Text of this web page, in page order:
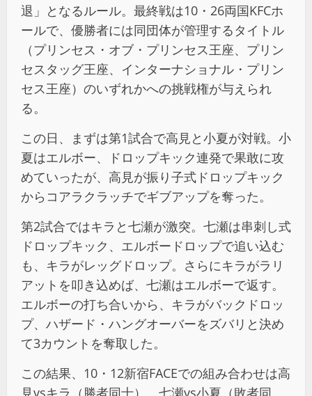
退」となるルール。最終戦は10・26両国KFCホ
ールで、優勝者には同団体が管理するタイトル
（プリンセス・オブ・プリンセス王座、プリン
セスタッグ王座、インターナショナル・プリン
セス王座）のいずれかへの挑戦権が与えられ
る。
この日、まずは第1試合で高見と小夏が対戦。小
夏はエルボー、ドロップキック連発で果敢に攻
めていったが、高見が振り子式ドロップキック
からコアラクラッチでギブアップを奪った。
第2試合ではキラと七瀬が激突。七瀬は串刺し式
ドロップキック、エルボードロップで追い込む
も、キラがレッグドロップ。さらにキラがラリ
アットを叩き込めば、七瀬はエルボーで返す。
エルボーの打ち合いから、キラがバックドロッ
プ、ハザード・ハングオーバーをズバリと決め
て3カウントを奪取した。
この結果、10・12新宿FACEでの組み合わせは高
見vsキラ（勝者同士）、七瀬vs小夏（敗者同